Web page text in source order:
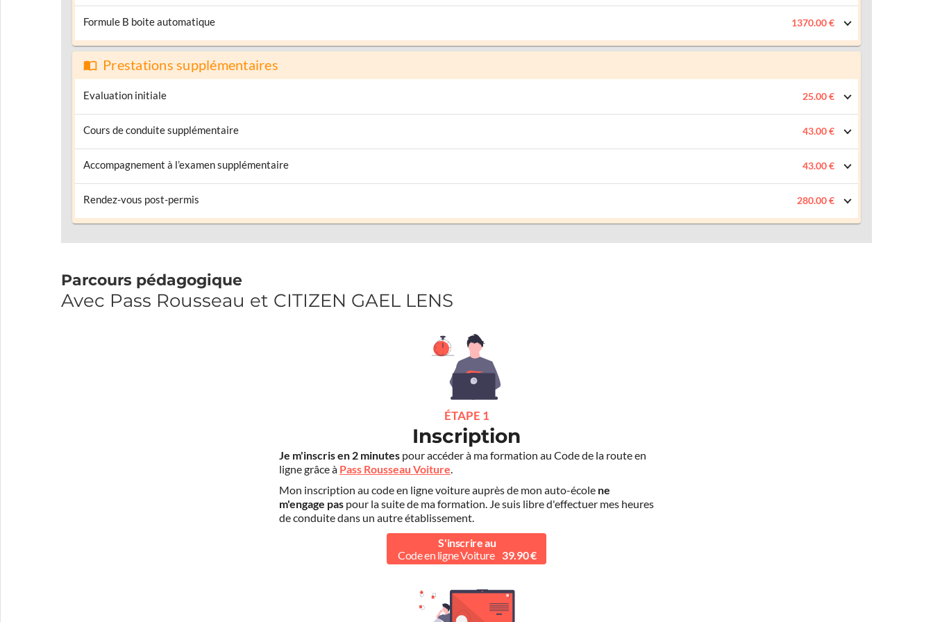
Formule B boite automatique 1370.00 €
Prestations supplémentaires
Evaluation initiale 25.00 €
Cours de conduite supplémentaire 43.00 €
Accompagnement à l’examen supplémentaire 43.00 €
Rendez-vous post-permis 280.00 €
Parcours pédagogique
Avec Pass Rousseau et CITIZEN GAEL LENS
ÉTAPE 1
Inscription
Je m'inscris en 2 minutes pour accéder à ma formation au Code de la route en
ligne grâce à Pass Rousseau Voiture.
Mon inscription au code en ligne voiture auprès de mon auto-école ne
m'engage pas pour la suite de ma formation. Je suis libre d'effectuer mes heures
de conduite dans un autre établissement.
S'inscrire au
Code en ligne Voiture
39.90 €